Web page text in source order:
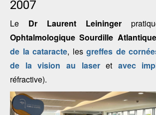
2007
Le Dr Laurent Leininger
Ophtalmologique Sourdille Atlantique
de la cataracte, les greffes de
de la vision au laseret avec
réfractive).